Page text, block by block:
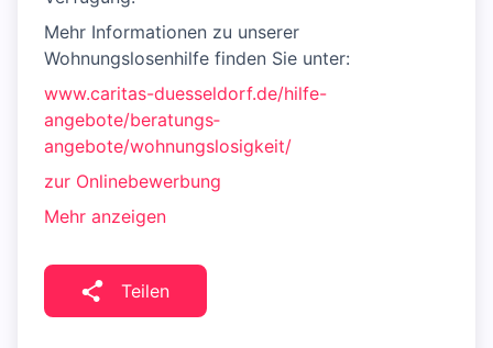
Mehr Informationen zu unserer
Wohnungslosenhilfe finden Sie unter:
www.caritas-duesseldorf.de/hilfe-
angebote/beratungs­
angebote/wohnungslosigkeit/
zur Onlinebewerbung
Mehr anzeigen
Teilen